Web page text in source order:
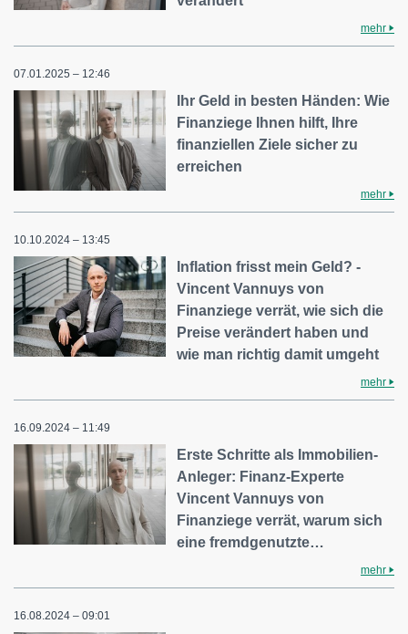
mehr
07.01.2025 – 12:46
Ihr Geld in besten Händen: Wie
Finanziege Ihnen hilft, Ihre
finanziellen Ziele sicher zu
erreichen
mehr
10.10.2024 – 13:45
Inflation frisst mein Geld? -
Vincent Vannuys von
Finanziege verrät, wie sich die
Preise verändert haben und
wie man richtig damit umgeht
mehr
16.09.2024 – 11:49
Erste Schritte als Immobilien-
Anleger: Finanz-Experte
Vincent Vannuys von
Finanziege verrät, warum sich
eine fremdgenutzte…
mehr
16.08.2024 – 09:01